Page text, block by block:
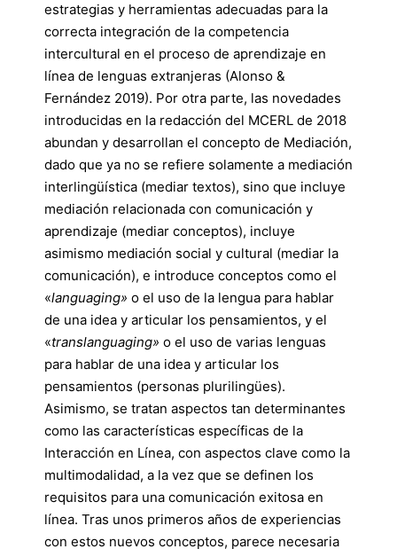
estrategias y herramientas adecuadas para la
correcta integración de la competencia
intercultural en el proceso de aprendizaje en
línea de lenguas extranjeras (Alonso &
Fernández 2019). Por otra parte, las novedades
introducidas en la redacción del MCERL de 2018
abundan y desarrollan el concepto de Mediación,
dado que ya no se refiere solamente a mediación
interlingüística (mediar textos), sino que incluye
mediación relacionada con comunicación y
aprendizaje (mediar conceptos), incluye
asimismo mediación social y cultural (mediar la
comunicación), e introduce conceptos como el
«languaging» o el uso de la lengua para hablar
de una idea y articular los pensamientos, y el
«translanguaging» o el uso de varias lenguas
para hablar de una idea y articular los
pensamientos (personas plurilingües).
Asimismo, se tratan aspectos tan determinantes
como las características específicas de la
Interacción en Línea, con aspectos clave como la
multimodalidad, a la vez que se definen los
requisitos para una comunicación exitosa en
línea. Tras unos primeros años de experiencias
con estos nuevos conceptos, parece necesaria